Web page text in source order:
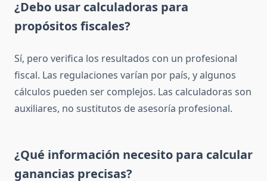
¿Debo usar calculadoras para
propósitos fiscales?
Sí, pero verifica los resultados con un profesional
fiscal. Las regulaciones varían por país, y algunos
cálculos pueden ser complejos. Las calculadoras son
auxiliares, no sustitutos de asesoría profesional.
¿Qué información necesito para calcular
ganancias precisas?